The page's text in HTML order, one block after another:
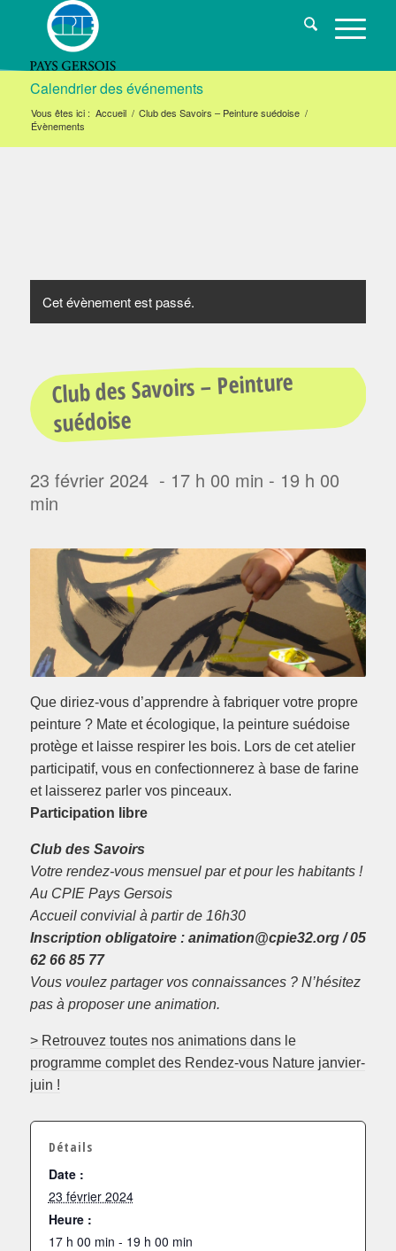
Calendrier des événements
Vous êtes ici : Accueil / Club des Savoirs – Peinture suédoise /
Évènements
Cet évènement est passé.
Club des Savoirs – Peinture
suédoise
23 février 2024 - 17 h 00 min - 19 h 00
min
Que diriez-vous d’apprendre à fabriquer votre propre
peinture ? Mate et écologique, la peinture suédoise
protège et laisse respirer les bois. Lors de cet atelier
participatif, vous en confectionnerez à base de farine
et laisserez parler vos pinceaux.
Participation libre
Club des Savoirs
Votre rendez-vous mensuel par et pour les habitants !
Au CPIE Pays Gersois
Accueil convivial à partir de 16h30
Inscription obligatoire : animation@cpie32.org / 05
62 66 85 77
Vous voulez partager vos connaissances ? N’hésitez
pas à proposer une animation.
> Retrouvez toutes nos animations dans le
programme complet des Rendez-vous Nature janvier-
juin !
Détails
Date :
23 février 2024
Heure :
17 h 00 min - 19 h 00 min